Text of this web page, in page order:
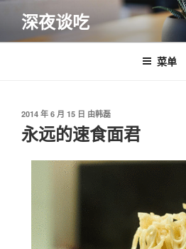
内
深夜谈吃
菜单
发
布
于
2014 年 6 月 15 日 由韩磊
永远的速食面君